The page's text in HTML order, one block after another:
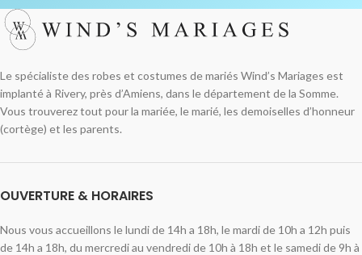
Le spécialiste des robes et costumes de mariés Wind’s Mariages est
implanté à Rivery, près d’Amiens, dans le département de la Somme.
Vous trouverez tout pour la mariée, le marié, les demoiselles d’honneur
(cortège) et les parents.
OUVERTURE & HORAIRES
Nous vous accueillons le lundi de 14h a 18h, le mardi de 10h a 12h puis
de 14h a 18h, du mercredi au vendredi de 10h à 18h et le samedi de 9h à